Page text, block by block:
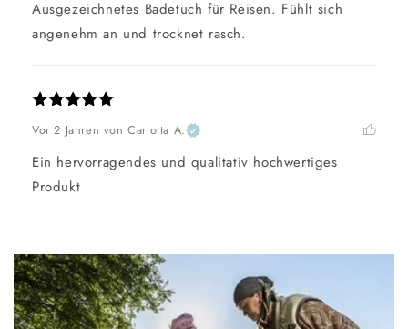
Ausgezeichnetes Badetuch für Reisen. Fühlt sich
angenehm an und trocknet rasch.
Vor 2 Jahren von Carlotta A.
Ein hervorragendes und qualitativ hochwertiges
Produkt